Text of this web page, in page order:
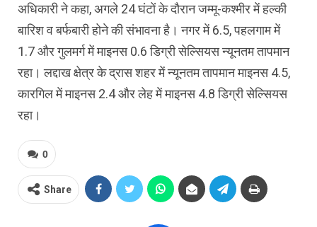
अधिकारी ने कहा, अगले 24 घंटों के दौरान जम्मू-कश्मीर में हल्की
बारिश व बर्फबारी होने की संभावना है। नगर में 6.5, पहलगाम में
1.7 और गुलमर्ग में माइनस 0.6 डिग्री सेल्सियस न्यूनतम तापमान
रहा। लद्दाख क्षेत्र के द्रास शहर में न्यूनतम तापमान माइनस 4.5,
कारगिल में माइनस 2.4 और लेह में माइनस 4.8 डिग्री सेल्सियस
रहा।
0
Share